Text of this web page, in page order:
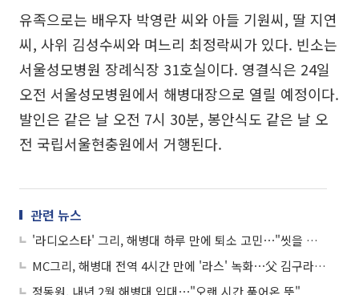
유족으로는 배우자 박영란 씨와 아들 기원씨, 딸 지연
씨, 사위 김성수씨와 며느리 최정락씨가 있다. 빈소는
서울성모병원 장례식장 31호실이다. 영결식은 24일
오전 서울성모병원에서 해병대장으로 열릴 예정이다.
발인은 같은 날 오전 7시 30분, 봉안식도 같은 날 오
전 국립서울현충원에서 거행된다.
관련 뉴스
'라디오스타' 그리, 해병대 하루 만에 퇴소 고민⋯"씻을 때마다 사람 몰려"
MC그리, 해병대 전역 4시간 만에 '라스' 녹화⋯父 김구라에 큰절
정동원, 내년 2월 해병대 입대⋯"오랜 시간 품어온 뜻"